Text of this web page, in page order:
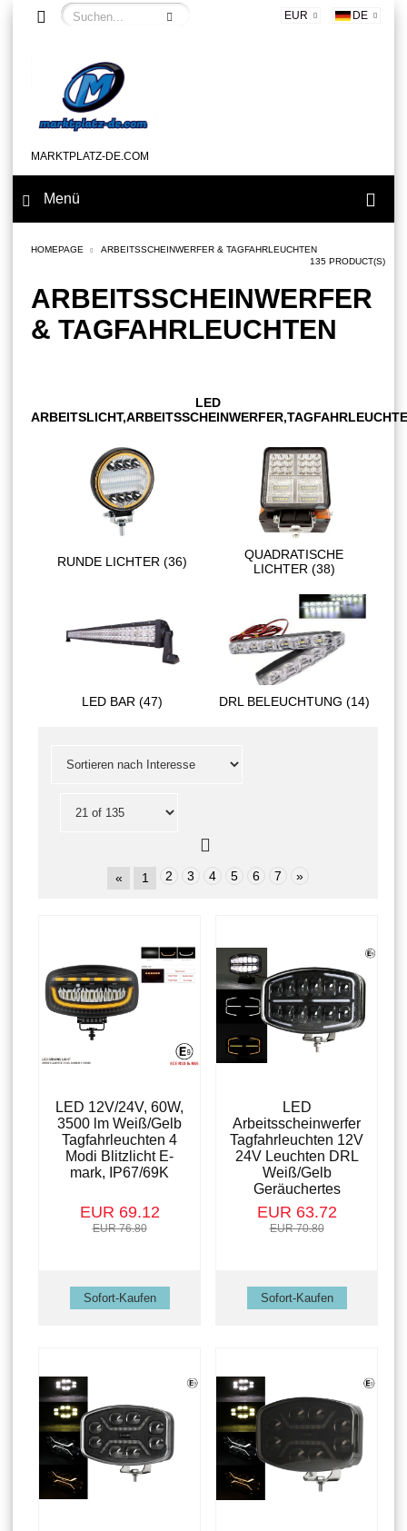
EUR DE
MARKTPLATZ-DE.COM
Menü
HOMEPAGE
ARBEITSSCHEINWERFER & TAGFAHRLEUCHTEN
135 PRODUCT(S)
ARBEITSSCHEINWERFER
& TAGFAHRLEUCHTEN
LED
RUNDE LICHTER (36)
QUADRATISCHE
LICHTER (38)
LED BAR (47) DRL BELEUCHTUNG (14)
« 1 2 3 4 5 6 7 »
LED 12V/24V, 60W,
3500 lm Weiß/Gelb
Tagfahrleuchten 4
Modi Blitzlicht E-
mark, IP67/69K
EUR 69.12
EUR 76.80
LED
Arbeitsscheinwerfer
Tagfahrleuchten 12V
24V Leuchten DRL
Weiß/Gelb
Geräuchertes
EUR 63.72
EUR 70.80